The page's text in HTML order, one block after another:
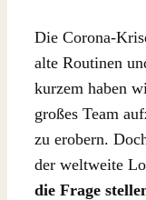
Die Corona-
alte Routinen
kurzem haben
großes Team
zu erobern.
der weltweite
die Frage